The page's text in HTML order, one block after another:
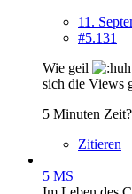
11.
#5.131
Wie geil
sich die Views
5 Minuten Zeit?
Zitieren
5 MS